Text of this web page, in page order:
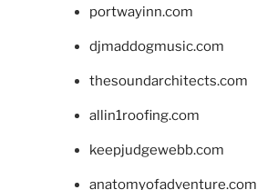
portwayinn.com
djmaddogmusic.com
thesoundarchitects.com
allin1roofing.com
keepjudgewebb.com
anatomyofadventure.com